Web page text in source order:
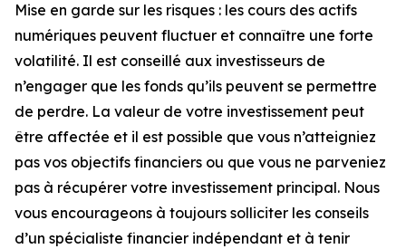
Mise en garde sur les risques : les cours des actifs
numériques peuvent fluctuer et connaître une forte
volatilité. Il est conseillé aux investisseurs de
n’engager que les fonds qu’ils peuvent se permettre
de perdre. La valeur de votre investissement peut
être affectée et il est possible que vous n’atteigniez
pas vos objectifs financiers ou que vous ne parveniez
pas à récupérer votre investissement principal. Nous
vous encourageons à toujours solliciter les conseils
d’un spécialiste financier indépendant et à tenir